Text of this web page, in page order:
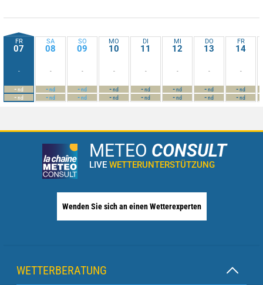
FR
07
-
-nd
-nd
SA
08
-
-nd
-nd
SO
09
-
-nd
-nd
MO
10
-
-nd
-nd
DI
11
-
-nd
-nd
MI
12
-
-nd
-nd
DO
13
-
-nd
-nd
FR
14
-
-nd
-nd
METEO CONSULT
LIVE WETTERUNTERSTÜTZUNG
Wenden Sie sich an einen Wetterexperten
WETTERBERATUNG